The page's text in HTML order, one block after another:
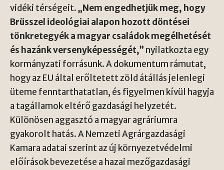
vidéki térségeit.„Nem engedhetjük meg, hogy
Brüsszel ideológiai alapon hozott döntései
tönkretegyék a magyar családok megélhetését
és hazánk versenyképességét,” nyilatkozta egy
kormányzati forrásunk. A dokumentum rámutat,
hogy az EU által erőltetett zöld átállás jelenlegi
üteme fenntarthatatlan, és figyelmen kívül hagyja
a tagállamok eltérő gazdasági helyzetét.
Különösen aggasztó a magyar agráriumra
gyakorolt hatás. A Nemzeti Agrárgazdasági
Kamara adatai szerint az új környezetvédelmi
előírások bevezetése a hazai mezőgazdasági